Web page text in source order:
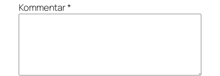
Kommentar*